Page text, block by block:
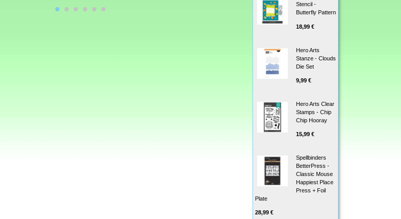
Stencil -
Butterfly Pattern
18,99 €
Hero Arts
Stanze - Clouds
Die Set
9,99 €
Hero Arts Clear
Stamps - Chip
Chip Hooray
15,99 €
Spellbinders
BetterPress -
Classic Mouse
Happiest Place
Press + Foil
Plate
28,99 €